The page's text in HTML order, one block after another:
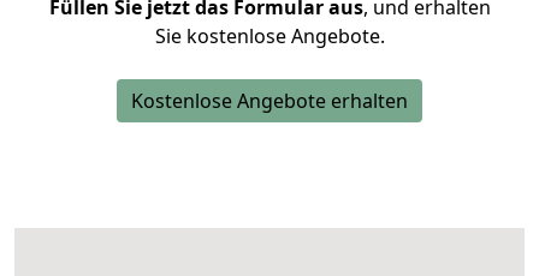
Füllen Sie jetzt das Formular aus, und erhalten
Sie kostenlose Angebote.
Kostenlose Angebote erhalten